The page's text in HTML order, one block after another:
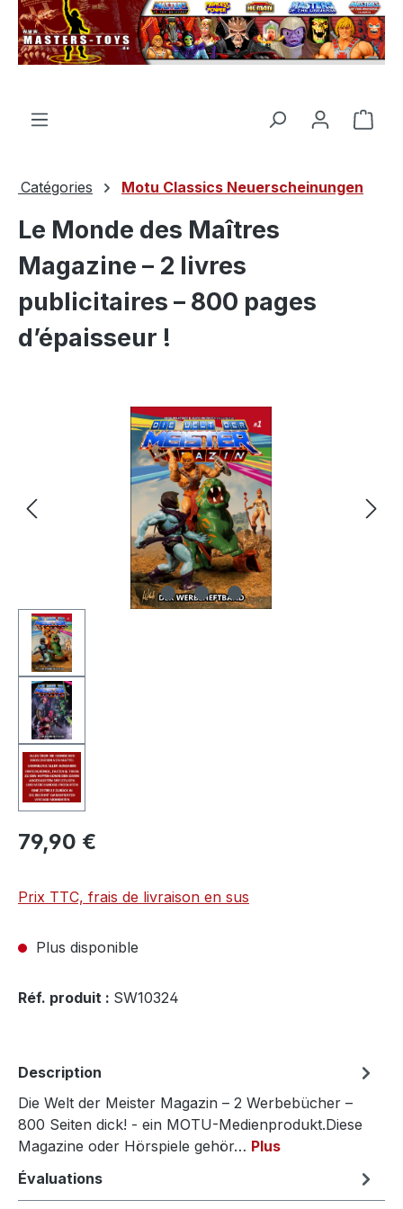
principal
Le
Catégories Motu Classics Neuerscheinungen
Le Monde des Maîtres
Magazine – 2 livres
publicitaires – 800 pages
d’épaisseur !
Ignorer la galerie d'images
79,90 €
Prix TTC, frais de livraison en sus
Plus disponible
Réf. produit : SW10324
Description
Die Welt der Meister Magazin – 2 Werbebücher –
800 Seiten dick! - ein MOTU-Medienprodukt.Diese
Magazine oder Hörspiele gehör… Plus
Évaluations